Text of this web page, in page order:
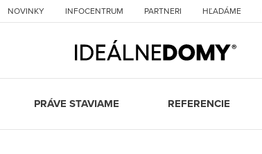
NOVINKY INFOCENTRUM PARTNERI HĽADÁME
PRÁVE STAVIAME REFERENCIE